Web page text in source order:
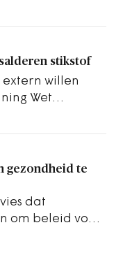
de Maas.
stikstof
willen
Wet
gezondheid te
dat
om beleid voor